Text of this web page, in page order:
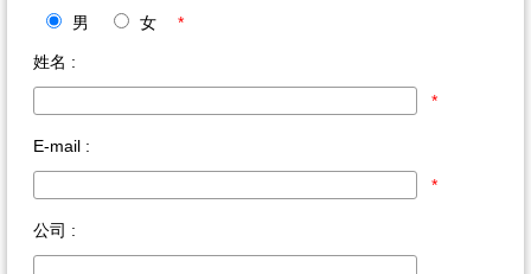
男
女 *
姓名 :
*
E-mail :
*
公司 :